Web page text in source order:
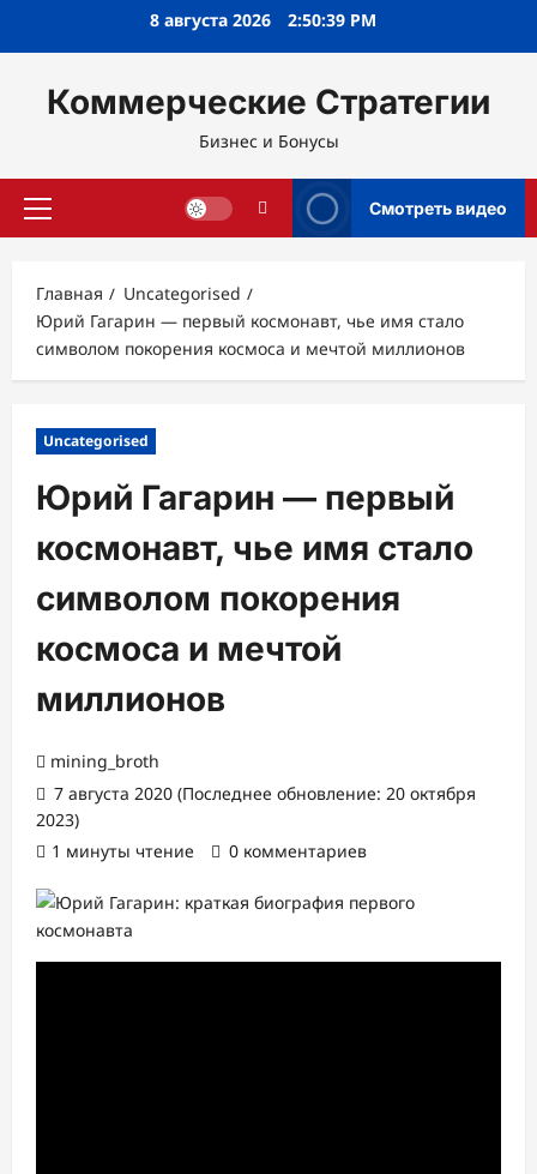
8 августа 2026 2:50:40 PM
Коммерческие Стратегии
Бизнес и Бонусы
Основное
Смотреть видео
Главная
Uncategorised
Юрий Гагарин — первый космонавт, чье имя стало
символом покорения космоса и мечтой миллионов
Uncategorised
Юрий Гагарин — первый
космонавт, чье имя стало
символом покорения
космоса и мечтой
миллионов
mining_broth
7 августа 2020 (Последнее обновление: 20 октября
2023)
1 минуты чтение
0 комментариев